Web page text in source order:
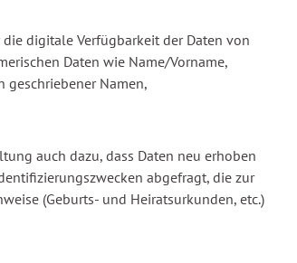
digitale Verfügbarkeit der Daten von
Daten wie Name/Vorname,
Namen,
auch dazu, dass Daten neu erhoben
abgefragt, die zur
(Geburts- und Heiratsurkunden, etc.)